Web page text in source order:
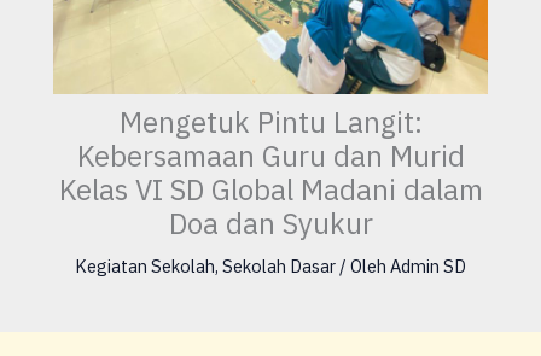
Mengetuk Pintu Langit:
Kebersamaan Guru dan Murid
Kelas VI SD Global Madani dalam
Doa dan Syukur
Kegiatan Sekolah, Sekolah Dasar / Oleh Admin SD